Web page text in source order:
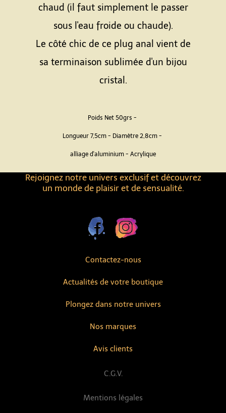
Contactez-nous
Actualités de votre boutique
Avis clients
Nos marques
Rejoignez notre univers exclusif et découvrez
un monde de plaisir et de sensualité.
Plongez dans notre univers
Mentions légales
C.G.V.
chaud (il faut simplement le passer
sous l'eau froide ou chaude).
Le côté chic de ce plug anal vient de
sa terminaison sublimée d'un bijou
cristal.
Poids Net 50grs -
Longueur 7,5cm - Diamètre 2,8cm -
alliage d'aluminium - Acrylique